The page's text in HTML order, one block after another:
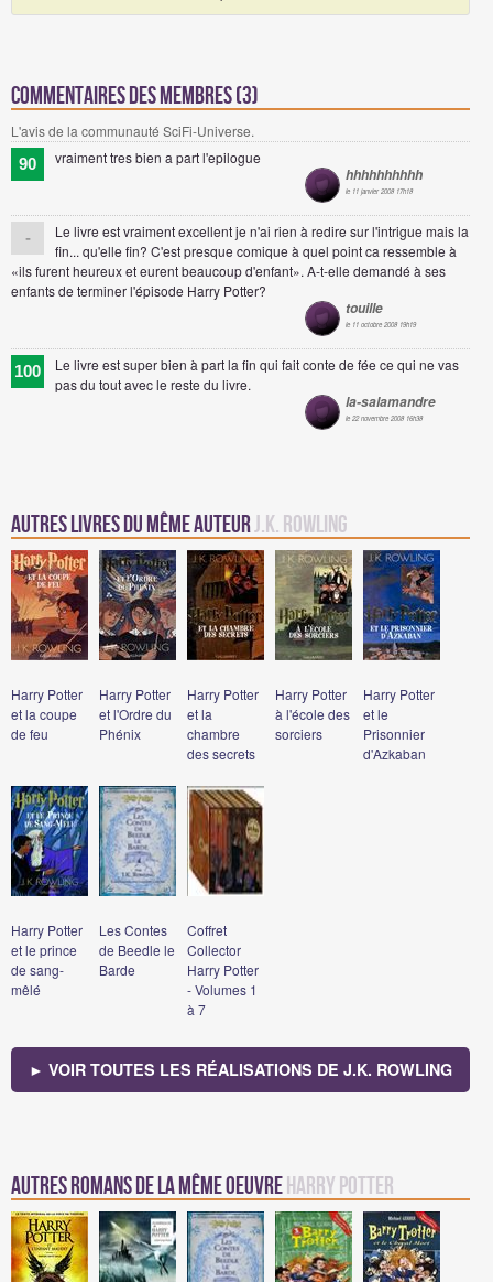
Commentaires des membres (3)
L'avis de la communauté SciFi-Universe.
90
vraiment tres bien a part l'epilogue
hhhhhhhhhh
le 11 janvier 2008 17h18
-
Le livre est vraiment excellent je n'ai rien à redire sur l'intrigue mais la
fin... qu'elle fin? C'est presque comique à quel point ca ressemble à
«ils furent heureux et eurent beaucoup d'enfant». A-t-elle demandé à ses
enfants de terminer l'épisode Harry Potter?
touille
le 11 octobre 2008 19h19
100
Le livre est super bien à part la fin qui fait conte de fée ce qui ne vas
pas du tout avec le reste du livre.
la-salamandre
le 22 novembre 2008 16h38
Autres Livres du même auteurJ.K. Rowling
Harry Potter
et la coupe
de feu
Harry Potter
et l'Ordre du
Phénix
Harry Potter
et la
chambre
des secrets
Harry Potter
à l'école des
sorciers
Harry Potter
et le
Prisonnier
d'Azkaban
Harry Potter
et le prince
de sang-
mêlé
Les Contes
de Beedle le
Barde
Coffret
Collector
Harry Potter
- Volumes 1
à 7
► VOIR TOUTES LES RÉALISATIONS DE J.K. ROWLING
Autres romans de la même oeuvreHarry Potter